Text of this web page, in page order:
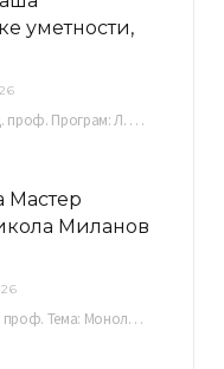
уметности,
Ментор: Мр Драгослав Аћимовић, ред. проф. Програм: Л. Ван Бетовен: Соната оп. 31 бр. 2 у…
Мастер
Миланов
Ментор: Мр Катарина Ђорђевић, ред. проф. Тема: Монолог емоција Среда, 17. 06. 2026. у 15:30 сати Сала бр. 12 Факултета уметности у Нишу, Кнегиње…